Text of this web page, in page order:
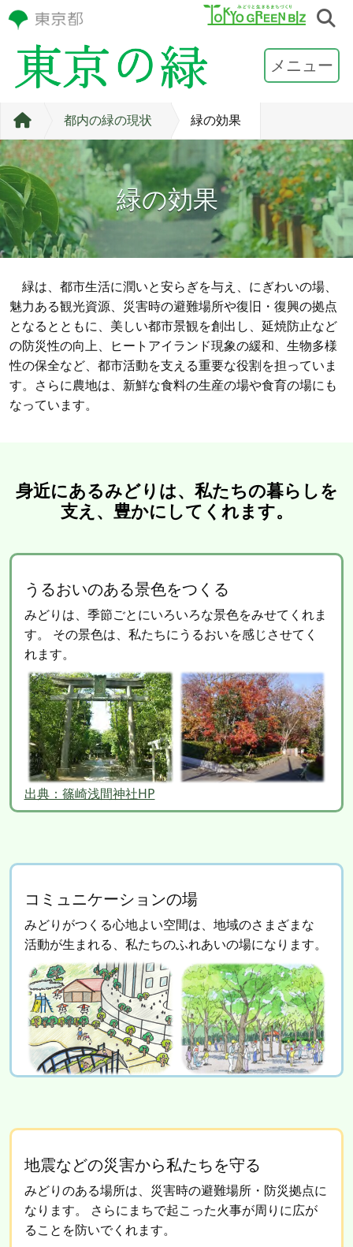
メニュー
都内の緑の現状 緑の効果
緑の効果
緑は、都市生活に潤いと安らぎを与え、にぎわいの場、
魅力ある観光資源、災害時の避難場所や復旧・復興の拠点
となるとともに、美しい都市景観を創出し、延焼防止など
の防災性の向上、ヒートアイランド現象の緩和、生物多様
性の保全など、都市活動を支える重要な役割を担っていま
す。さらに農地は、新鮮な食料の生産の場や食育の場にも
なっています。
身近にあるみどりは、私たちの暮らしを
支え、豊かにしてくれます。
うるおいのある景色をつくる
みどりは、季節ごとにいろいろな景色をみせてくれま
す。 その景色は、私たちにうるおいを感じさせてく
れます。
出典：篠崎浅間神社HP
コミュニケーションの場
みどりがつくる心地よい空間は、地域のさまざまな
活動が生まれる、私たちのふれあいの場になります。
地震などの災害から私たちを守る
みどりのある場所は、災害時の避難場所・防災拠点に
なります。
さらにまちで起こった火事が周りに広が
ることを防いでくれます。